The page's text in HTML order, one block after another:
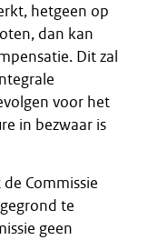
hetgeen op
dan kan
Dit zal
voor het
in bezwaar is
Commissie
te
geen